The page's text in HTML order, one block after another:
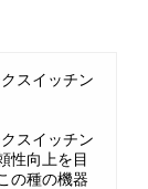
スイッチン
スイッチン
性向上を目
の種の機器